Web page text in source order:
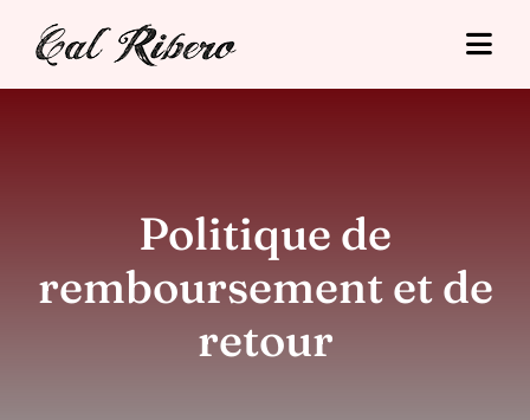
Politique de
remboursement et de
retour